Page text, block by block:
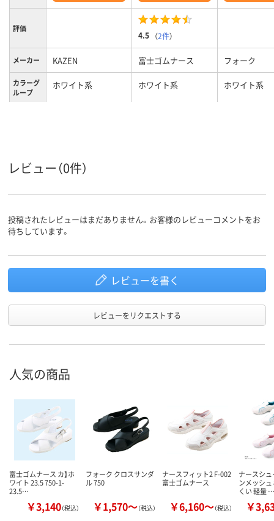
評価
4.5 （2件）
メーカー KAZEN 富士ゴムナース フォーク
カラーグ
ループ
ホワイト系 ホワイト系 ホワイト系
レビュー（0件）
投稿されたレビューはまだありません。お客様のレビューコメントをお
待ちしています。
レビューを書く
レビューをリクエストする
人気の商品
富士ゴムナース カ】ホ
ワイト 23.5 750-1-
23.5…
￥3,140（税込）
フォーク クロスサンダ
ル 750
￥1,570～（税込）
ナースフィット2 F-002
富士ゴムナース
￥6,160～（税込）
ナースシ
ンメッシ
くい 軽量 …
￥